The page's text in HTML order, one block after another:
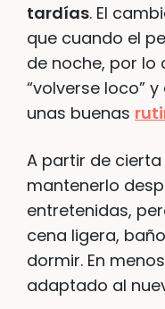
tardías. El
que cuando el
de noche, por lo
“volverse loco”
unas buenas
A partir de
mantenerlo
entretenidas,
cena ligera,
dormir. En
adaptado al